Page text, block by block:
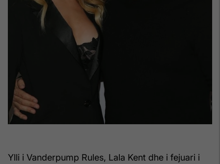
Ylli i Vanderpump Rules, Lala Kent dhe i fejuari i